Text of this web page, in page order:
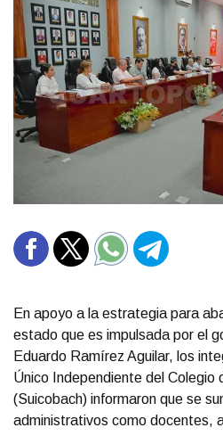
En apoyo a la estrategia para
estado que es impulsada por el
Eduardo Ramírez Aguilar, los
Único Independiente del Colegio
(Suicobach) informaron que se
administrativos como docentes,